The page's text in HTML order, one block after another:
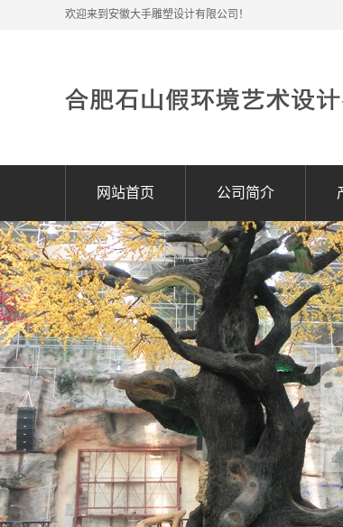
欢迎来到安徽大手雕塑设计有限公司！
网站首页 公司简介